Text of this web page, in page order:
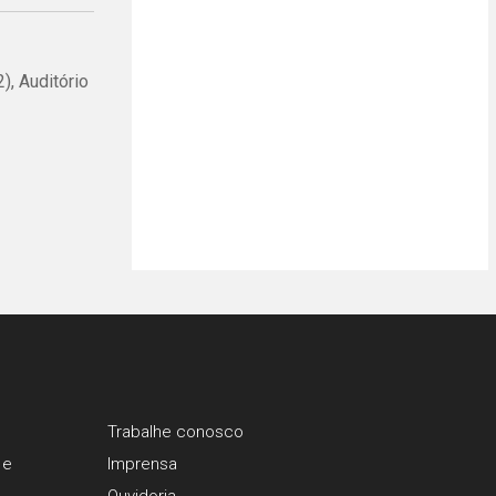
Auditório
Trabalhe conosco
Imprensa